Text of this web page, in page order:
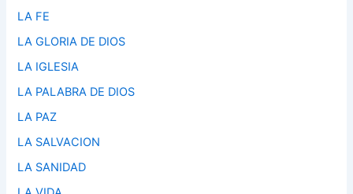
LA FE
LA GLORIA DE DIOS
LA IGLESIA
LA PALABRA DE DIOS
LA PAZ
LA SALVACION
LA SANIDAD